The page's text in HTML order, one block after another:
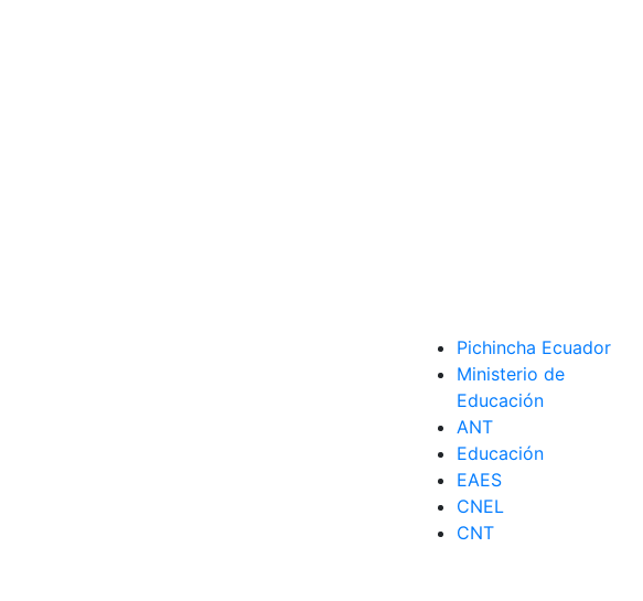
Ordenar por fechas
Pichincha Ecuador
Ministerio de
Educación
ANT
Educación
EAES
CNEL
CNT